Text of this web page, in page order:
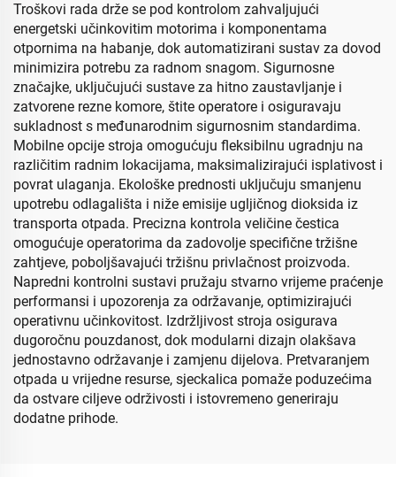
Troškovi rada drže se pod kontrolom zahvaljujući
energetski učinkovitim motorima i komponentama
otpornima na habanje, dok automatizirani sustav za dovod
minimizira potrebu za radnom snagom. Sigurnosne
značajke, uključujući sustave za hitno zaustavljanje i
zatvorene rezne komore, štite operatore i osiguravaju
sukladnost s međunarodnim sigurnosnim standardima.
Mobilne opcije stroja omogućuju fleksibilnu ugradnju na
različitim radnim lokacijama, maksimalizirajući isplativost i
povrat ulaganja. Ekološke prednosti uključuju smanjenu
upotrebu odlagališta i niže emisije ugljičnog dioksida iz
transporta otpada. Precizna kontrola veličine čestica
omogućuje operatorima da zadovolje specifične tržišne
zahtjeve, poboljšavajući tržišnu privlačnost proizvoda.
Napredni kontrolni sustavi pružaju stvarno vrijeme praćenje
performansi i upozorenja za održavanje, optimizirajući
operativnu učinkovitost. Izdržljivost stroja osigurava
dugoročnu pouzdanost, dok modularni dizajn olakšava
jednostavno održavanje i zamjenu dijelova. Pretvaranjem
otpada u vrijedne resurse, sjeckalica pomaže poduzećima
da ostvare ciljeve održivosti i istovremeno generiraju
dodatne prihode.